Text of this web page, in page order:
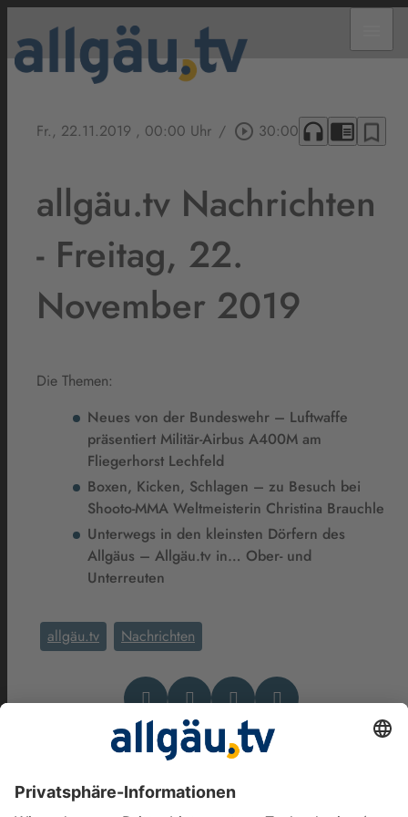
Fr., 22.11.2019 , 00:00 Uhr / play_circle_outline 30:00 headphones chrome_reader_mode bookmark_border
allgäu.tv Nachrichten
- Freitag, 22.
November 2019
Die Themen:
Neues von der Bundeswehr – Luftwaffe
präsentiert Militär-Airbus A400M am
Fliegerhorst Lechfeld
Boxen, Kicken, Schlagen – zu Besuch bei
Shooto-MMA Weltmeisterin Christina Brauchle
Unterwegs in den kleinsten Dörfern des
Allgäus – Allgäu.tv in… Ober- und
Unterreuten
allgäu.tv Nachrichten
Das könnte Dich auch